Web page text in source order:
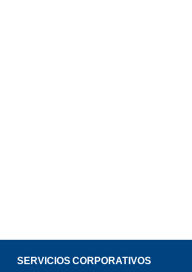
SERVICIOS CORPORATIVOS